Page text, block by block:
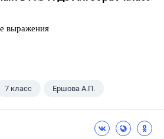
выражения
7 класс Ершова А.П.